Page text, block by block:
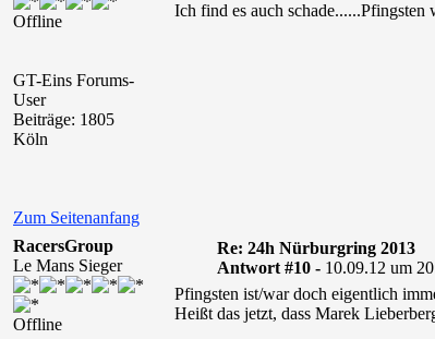
Offline
GT-Eins Forums-
User
Beiträge: 1805
Köln
Ich find es auch
Zum Seitenanfang
RacersGroup
Le Mans Sieger
Offline
Re: 24h Nürburgring 2013
Antwort #10 - 10.09.12 um
Pfingsten ist/war doch eigentlich
Heißt das jetzt, dass Marek